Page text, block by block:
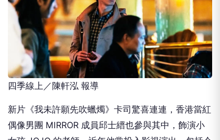
四季線上／陳軒泓 報導
新片《我未許願先吹蠟燭》卡司驚喜連連，香港當紅
偶像男團 MIRROR 成員邱士縉也參與其中，飾演小